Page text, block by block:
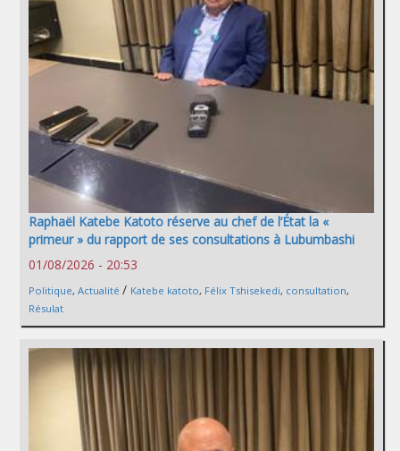
Raphaël Katebe Katoto réserve au chef de l’État la «
primeur » du rapport de ses consultations à Lubumbashi
01/08/2026 - 20:53
Politique, Actualité / Katebe katoto, Félix Tshisekedi, consultation,
Résulat